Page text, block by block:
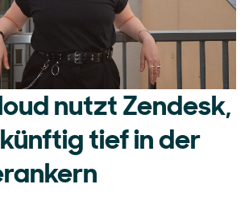
nutzt Zendesk,
tief in der